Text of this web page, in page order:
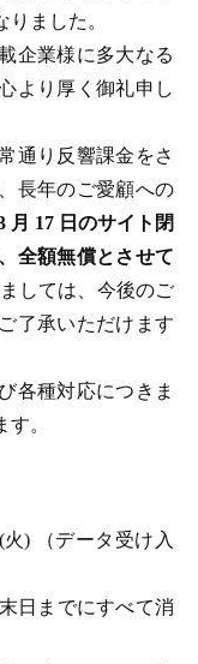
ました。
企業様に多大なる
より厚く御礼申し
通り反響課金をさ
長年のご愛顧への
月 17 日のサイト閉
全額無償とさせて
しては、今後のご
了承いただけます
各種対応につきま
。
火) （データ受け入
日までにすべて消